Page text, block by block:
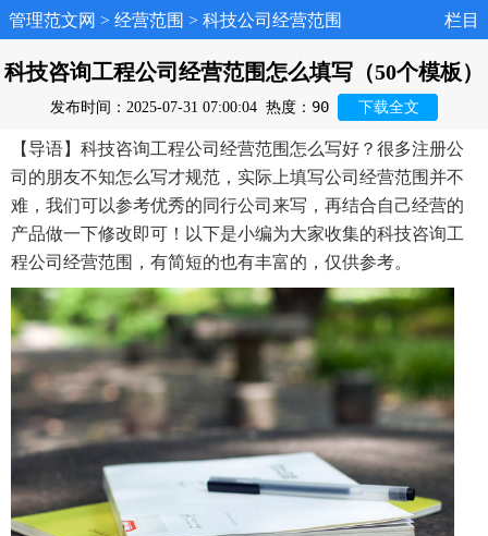
管理范文网 > 经营范围 > 科技公司经营范围 栏目
科技咨询工程公司经营范围怎么填写（50个模板）
发布时间：2025-07-31 07:00:04 热度： 90 下载全文
【导语】科技咨询工程公司经营范围怎么写好？很多注册公
司的朋友不知怎么写才规范，实际上填写公司经营范围并不
难，我们可以参考优秀的同行公司来写，再结合自己经营的
产品做一下修改即可！以下是小编为大家收集的科技咨询工
程公司经营范围，有简短的也有丰富的，仅供参考。